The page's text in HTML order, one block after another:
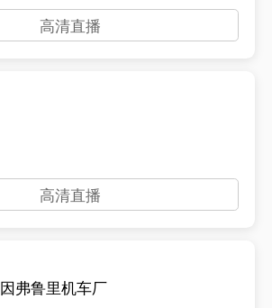
高清直播
高清直播
因弗鲁里机车厂